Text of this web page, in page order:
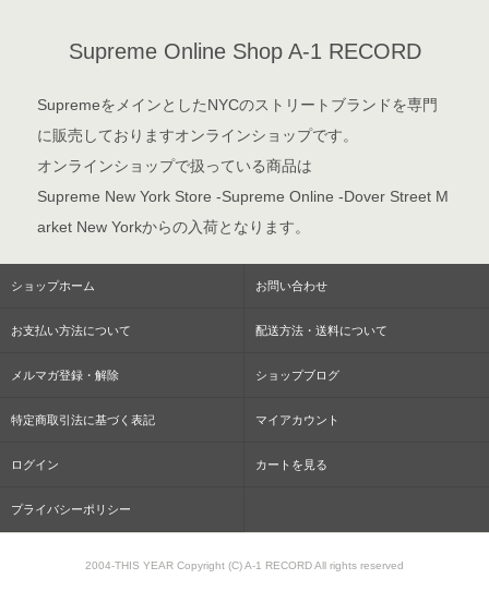
Supreme Online Shop A-1 RECORD
SupremeをメインとしたNYCのストリートブランドを専門
に販売しておりますオンラインショップです。
オンラインショップで扱っている商品は
Supreme New York Store -Supreme Online -Dover Street M
arket New Yorkからの入荷となります。
ショップホーム お問い合わせ
お支払い方法について 配送方法・送料について
メルマガ登録・解除 ショップブログ
特定商取引法に基づく表記 マイアカウント
ログイン カートを見る
プライバシーポリシー
2004-THIS YEAR Copyright (C) A-1 RECORD All rights reserved